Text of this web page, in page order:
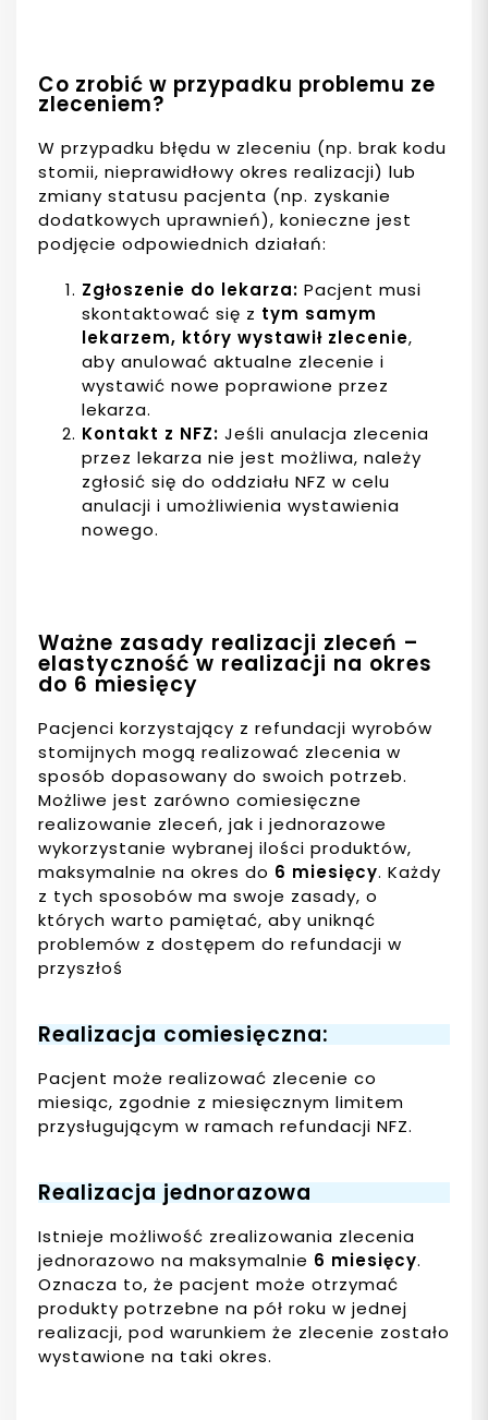
Co zrobić w przypadku problemu ze
zleceniem?
W przypadku błędu w zleceniu (np. brak kodu
stomii, nieprawidłowy okres realizacji) lub
zmiany statusu pacjenta (np. zyskanie
dodatkowych uprawnień), konieczne jest
podjęcie odpowiednich działań:
Zgłoszenie do lekarza: Pacjent musi
skontaktować się z tym samym
lekarzem, który wystawił zlecenie,
aby anulować aktualne zlecenie i
wystawić nowe poprawione przez
lekarza.
Kontakt z NFZ: Jeśli anulacja zlecenia
przez lekarza nie jest możliwa, należy
zgłosić się do oddziału NFZ w celu
anulacji i umożliwienia wystawienia
nowego.
Ważne zasady realizacji zleceń –
elastyczność w realizacji na okres
do 6 miesięcy
Pacjenci korzystający z refundacji wyrobów
stomijnych mogą realizować zlecenia w
sposób dopasowany do swoich potrzeb.
Możliwe jest zarówno comiesięczne
realizowanie zleceń, jak i jednorazowe
wykorzystanie wybranej ilości produktów,
maksymalnie na okres do 6 miesięcy. Każdy
z tych sposobów ma swoje zasady, o
których warto pamiętać, aby uniknąć
problemów z dostępem do refundacji w
przyszłoś
Realizacja comiesięczna:
Pacjent może realizować zlecenie co
miesiąc, zgodnie z miesięcznym limitem
przysługującym w ramach refundacji NFZ.
Realizacja jednorazowa
Istnieje możliwość zrealizowania zlecenia
jednorazowo na maksymalnie 6 miesięcy.
Oznacza to, że pacjent może otrzymać
produkty potrzebne na pół roku w jednej
realizacji, pod warunkiem że zlecenie zostało
wystawione na taki okres.